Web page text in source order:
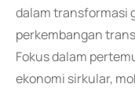
dalam transformasi
perkembangan
Fokus dalam
ekonomi sirkular,